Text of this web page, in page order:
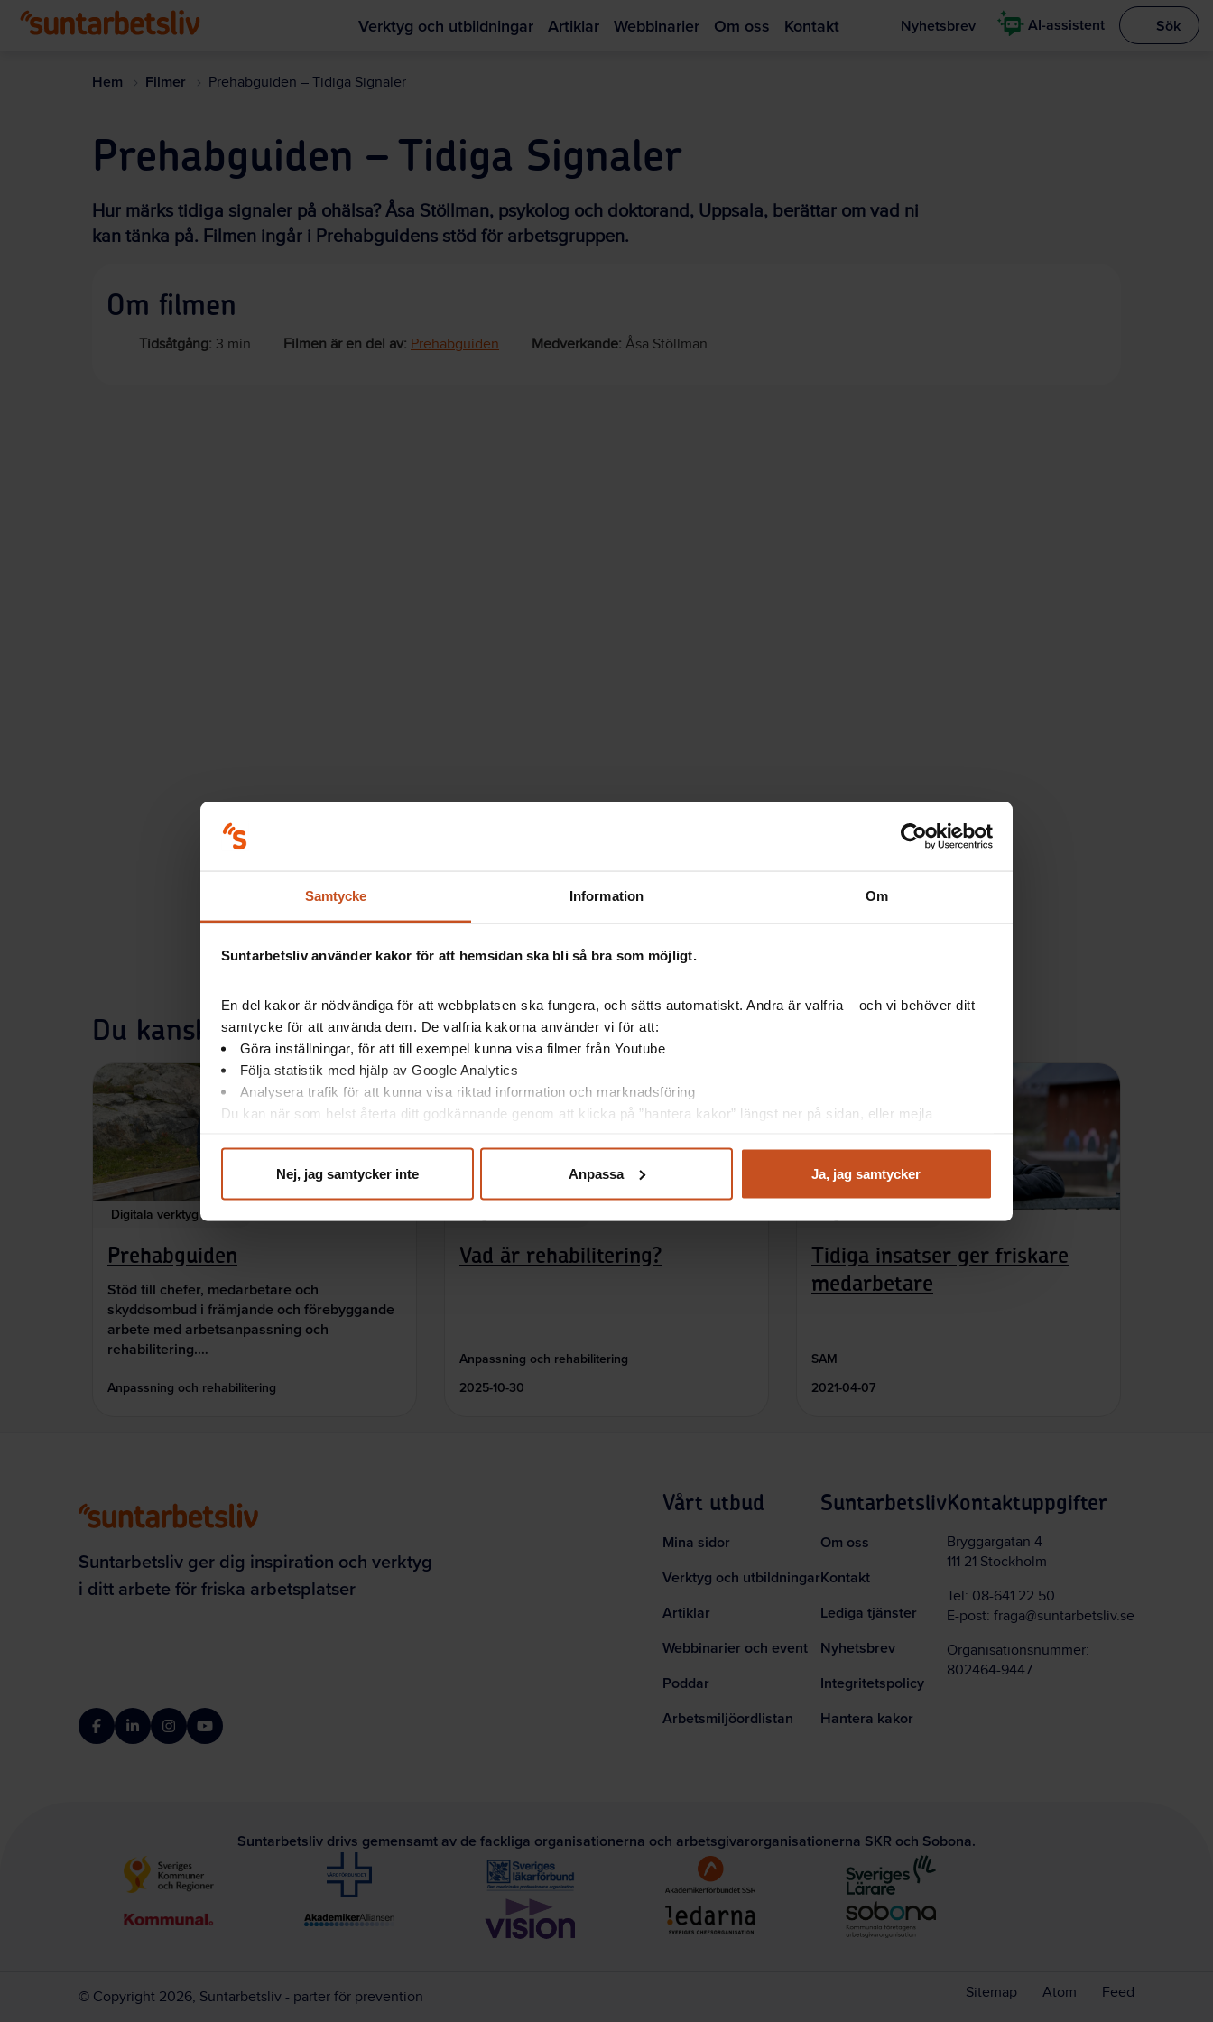
Samtycke Information Om
Suntarbetsliv använder kakor för att hemsidan ska bli så bra som möjligt.
En del kakor är nödvändiga för att webbplatsen ska fungera, och sätts automatiskt. Andra är valfria – och vi behöver ditt
samtycke för att använda dem. De valfria kakorna använder vi för att:
Göra inställningar, för att till exempel kunna visa filmer från Youtube
Följa statistik med hjälp av Google Analytics
Analysera trafik för att kunna visa riktad information och marknadsföring
Du kan när som helst återta ditt godkännande genom att klicka på ”hantera kakor” längst ner på sidan, eller mejla
Nej, jag samtycker inte Anpassa Ja, jag samtycker
Verktyg och utbildningar Artiklar Webbinarier Om oss Kontakt Nyhetsbrev AI-assistent Visa
Sök
Hem Filmer Prehabguiden – Tidiga Signaler
Prehabguiden – Tidiga Signaler
Hur märks tidiga signaler på ohälsa? Åsa Stöllman, psykolog och doktorand, Uppsala, berättar om vad ni
kan tänka på. Filmen ingår i Prehabguidens stöd för arbetsgruppen.
Om filmen
Tidsåtgång: 3 min Filmen är en del av: Prehabguiden Medverkande: Åsa Stöllman
Du kanske också är intresserad av
Digitala verktyg
Prehabguiden
Stöd till chefer, medarbetare och
skyddsombud i främjande och förebyggande
arbete med arbetsanpassning och
rehabilitering.…
Anpassning och rehabilitering
Vad är rehabilitering?
Anpassning och rehabilitering
2025-10-30
Tidiga insatser ger friskare
medarbetare
SAM
2021-04-07
Suntarbetsliv ger dig inspiration och verktyg
i ditt arbete för friska arbetsplatser
FacebookLinkedInInstagramYouTube
Vårt utbud
Mina sidor
Verktyg och utbildningar
Artiklar
Webbinarier och event
Poddar
Arbetsmiljöordlistan
Suntarbetsliv
Om oss
Kontakt
Lediga tjänster
Nyhetsbrev
Integritetspolicy
Hantera kakor
Kontaktuppgifter
Bryggargatan 4
111 21 Stockholm
Tel: 08-641 22 50
E-post: fraga@suntarbetsliv.se
Organisationsnummer:
802464-9447
Suntarbetsliv drivs gemensamt av de fackliga organisationerna och arbetsgivarorganisationerna SKR och Sobona.
© Copyright 2026, Suntarbetsliv - parter för prevention Sitemap Atom Feed